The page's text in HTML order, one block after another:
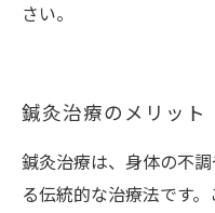
さい。
鍼灸治療のメリット
鍼灸治療は、身体の不
る伝統的な治療法です